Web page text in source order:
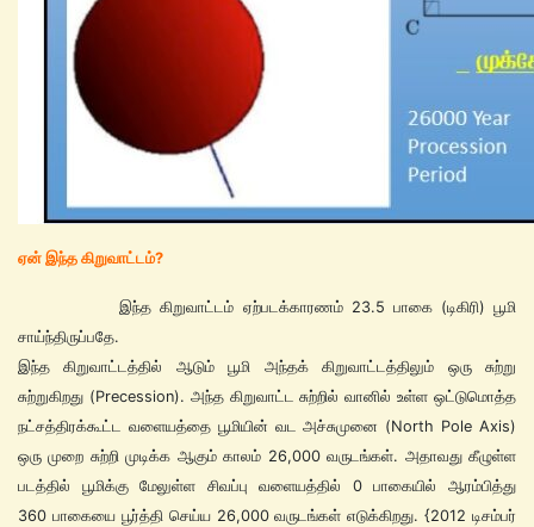
ஏன் இந்த கிறுவாட்டம்?
இந்த கிறுவாட்டம் ஏற்படக்காரணம் 23.5 பாகை (டிகிரி) பூமி
சாய்ந்திருப்பதே.
இந்த கிறுவாட்டத்தில் ஆடும் பூமி அந்தக் கிறுவாட்டத்திலும் ஒரு சுற்று
சுற்றுகிறது (Precession). அந்த கிறுவாட்ட சுற்றில் வானில் உள்ள ஒட்டுமொத்த
நட்சத்திரக்கூட்ட வளையத்தை பூமியின் வட அச்சுமுனை (North Pole Axis)
ஒரு முறை சுற்றி முடிக்க ஆகும் காலம் 26,000 வருடங்கள். அதாவது கீழுள்ள
படத்தில் பூமிக்கு மேலுள்ள சிவப்பு வளையத்தில் 0 பாகையில் ஆரம்பித்து
360 பாகையை பூர்த்தி செய்ய 26,000 வருடங்கள் எடுக்கிறது. {2012 டிசம்பர்